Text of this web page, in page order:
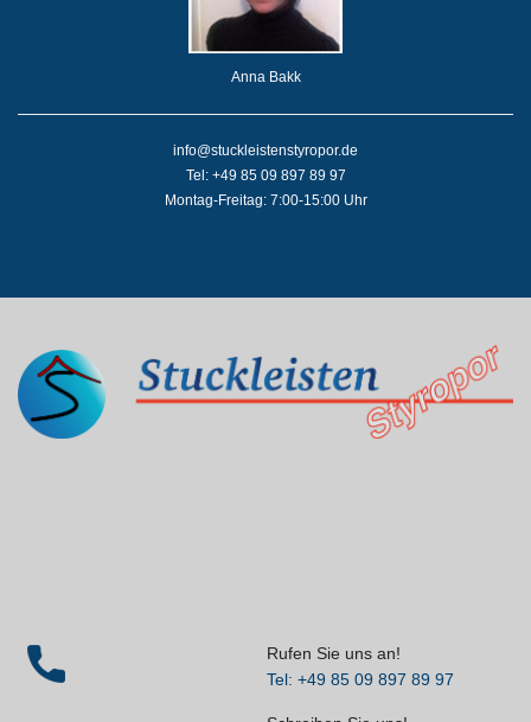
Anna Bakk
info@stuckleistenstyropor.de
Tel: +49 85 09 897 89 97
Montag-Freitag: 7:00-15:00 Uhr
Rufen Sie uns an!
Tel: +49 85 09 897 89 97